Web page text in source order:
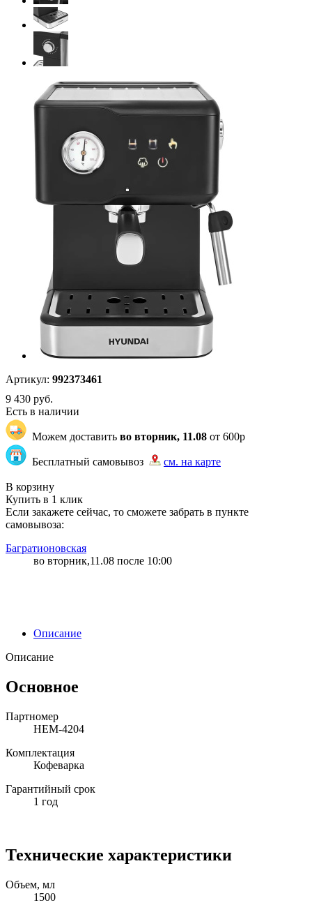
Артикул: 992373461
9 430 руб.
Есть в наличии
Можем доставить во вторник, 11.08 от 600р
Бесплатный самовывоз
см. на карте
В корзину
Купить в 1 клик
Если закажете сейчас, то сможете забрать в пункте
самовывоза:
Багратионовская
во вторник,11.08 после 10:00
Описание
Описание
Основное
Партномер
HEM-4204
Комплектация
Кофеварка
Гарантийный срок
1 год
Технические характеристики
Объем, мл
1500